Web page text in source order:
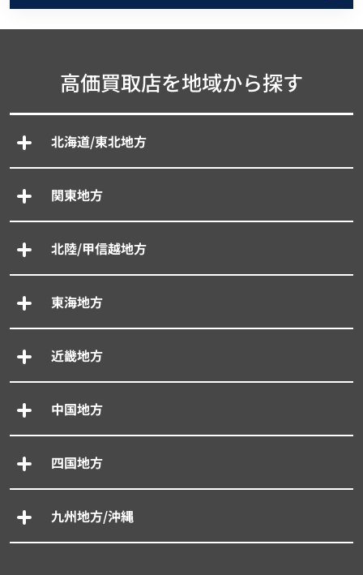
高価買取店を地域から探す
北海道/東北地方
関東地方
北陸/甲信越地方
東海地方
近畿地方
中国地方
四国地方
九州地方/沖縄